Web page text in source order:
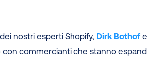
nostri esperti Shopify, Dirk Bothof e
commercianti che stanno